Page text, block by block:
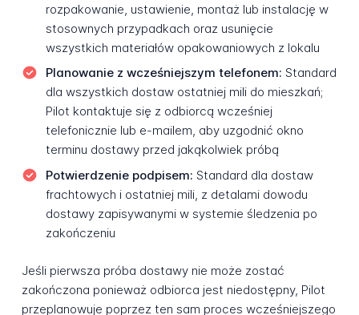
rozpakowanie, ustawienie, montaż lub instalację w
stosownych przypadkach oraz usunięcie
wszystkich materiałów opakowaniowych z lokalu
Planowanie z wcześniejszym telefonem: Standard
dla wszystkich dostaw ostatniej mili do mieszkań;
Pilot kontaktuje się z odbiorcą wcześniej
telefonicznie lub e-mailem, aby uzgodnić okno
terminu dostawy przed jakąkolwiek próbą
Potwierdzenie podpisem: Standard dla dostaw
frachtowych i ostatniej mili, z detalami dowodu
dostawy zapisywanymi w systemie śledzenia po
zakończeniu
Jeśli pierwsza próba dostawy nie może zostać
zakończona ponieważ odbiorca jest niedostępny, Pilot
przeplanowuje poprzez ten sam proces wcześniejszego